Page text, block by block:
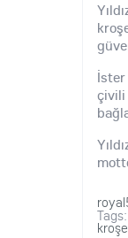
çivili
Tags: